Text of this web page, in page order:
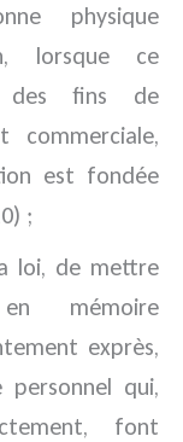
physique
lorsque ce
des fins de
commerciale,
est fondée
;
loi, de mettre
mémoire
exprès,
personnel qui,
font